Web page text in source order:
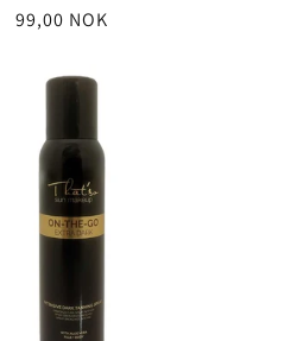
Salgspris
99,00 NOK